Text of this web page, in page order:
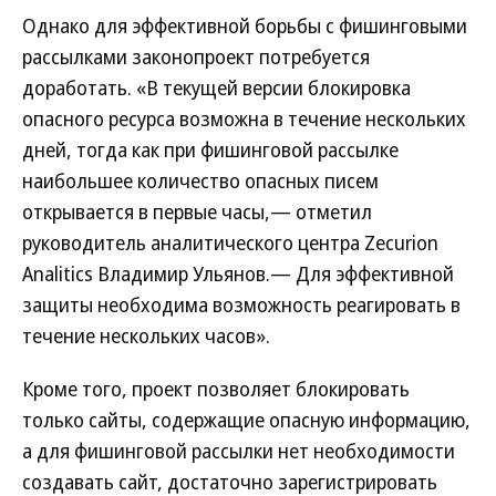
Однако для эффективной борьбы с фишинговыми
рассылками законопроект потребуется
доработать. «В текущей версии блокировка
опасного ресурса возможна в течение нескольких
дней, тогда как при фишинговой рассылке
наибольшее количество опасных писем
открывается в первые часы,— отметил
руководитель аналитического центра Zecurion
Analitics Владимир Ульянов.— Для эффективной
защиты необходима возможность реагировать в
течение нескольких часов».
Кроме того, проект позволяет блокировать
только сайты, содержащие опасную информацию,
а для фишинговой рассылки нет необходимости
создавать сайт, достаточно зарегистрировать